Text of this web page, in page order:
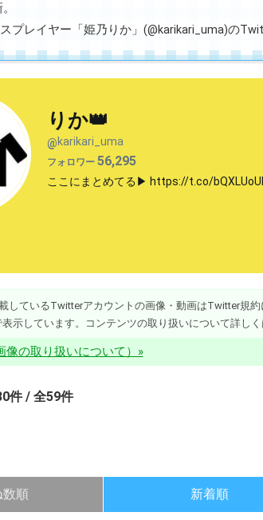
プレイヤー「姫乃りか」(@karikari_uma)の
りか👑
@karikari_uma
フォロワー56,295
ここにまとめてる▶︎ https://t.co/
しているTwitterアカウントの画像・動画はTwitter規
示しています。コンテンツの取り扱いについて詳し
像の取り扱いについて）»
件 / 全59件
数順 新着順